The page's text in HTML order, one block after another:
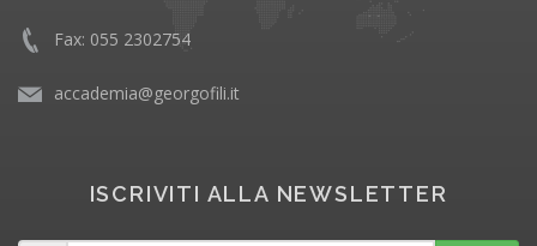
Fax: 055 2302754
accademia@georgofili.it
ISCRIVITI ALLA NEWSLETTER